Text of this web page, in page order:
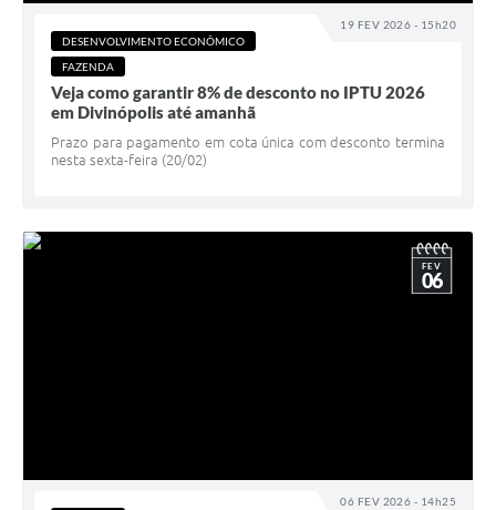
19 FEV 2026 - 15h20
DESENVOLVIMENTO ECONÔMICO
FAZENDA
Veja como garantir 8% de desconto no IPTU 2026
em Divinópolis até amanhã
Prazo para pagamento em cota única com desconto termina
nesta sexta-feira (20/02)
06 FEV 2026 - 14h25
FEV
06